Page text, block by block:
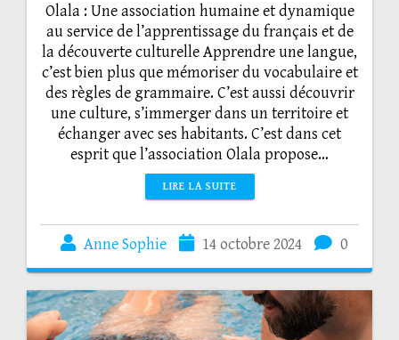
Olala : Une association humaine et dynamique
au service de l’apprentissage du français et de
la découverte culturelle Apprendre une langue,
c’est bien plus que mémoriser du vocabulaire et
des règles de grammaire. C’est aussi découvrir
une culture, s’immerger dans un territoire et
échanger avec ses habitants. C’est dans cet
esprit que l’association Olala propose…
LIRE LA SUITE
Anne Sophie 14 octobre 2024 0